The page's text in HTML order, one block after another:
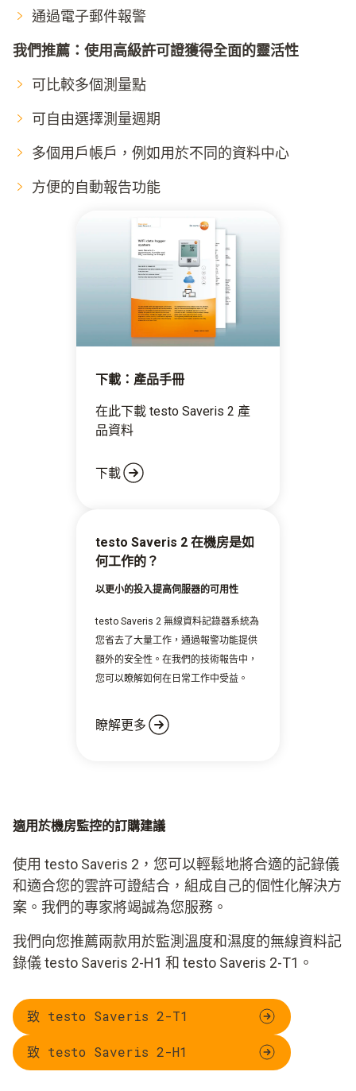
通過電子郵件報警
我們推薦：使用高級許可證獲得全面的靈活性
可比較多個測量點
可自由選擇測量週期
多個用戶帳戶，例如用於不同的資料中心
方便的自動報告功能
下載：產品手冊
在此下載 testo Saveris 2 產
品資料
下載
testo Saveris 2 在機房是如
何工作的？
以更小的投入提高伺服器的可用性
testo Saveris 2 無線資料記錄器系統為
您省去了大量工作，通過報警功能提供
額外的安全性。在我們的技術報告中，
您可以瞭解如何在日常工作中受益。
瞭解更多
適用於機房監控的訂購建議
使用 testo Saveris 2，您可以輕鬆地將合適的記錄儀
和適合您的雲許可證結合，組成自己的個性化解決方
案。我們的專家將竭誠為您服務。
我們向您推薦兩款用於監測溫度和濕度的無線資料記
錄儀 testo Saveris 2-H1 和 testo Saveris 2-T1。
致 testo Saveris 2-T1
致 testo Saveris 2-H1